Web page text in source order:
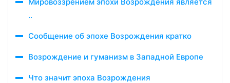
..
Сообщение об эпохе Возрождения кратко
Возрождение и гуманизм в Западной Европе
Что значит эпоха Возрождения